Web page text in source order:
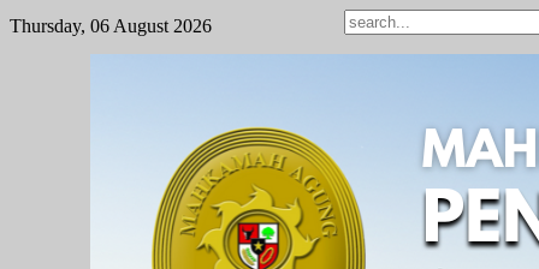
Thursday, 06 August 2026